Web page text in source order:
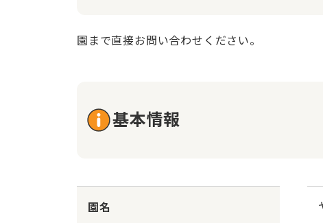
園まで直接お問い合わせください。
基本情報
園名